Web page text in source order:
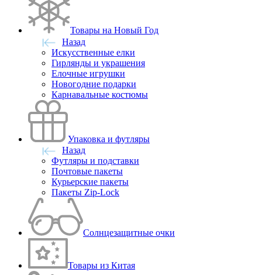
Товары на Новый Год
Назад
Искусственные елки
Гирлянды и украшения
Елочные игрушки
Новогодние подарки
Карнавальные костюмы
Упаковка и футляры
Назад
Футляры и подставки
Почтовые пакеты
Курьерские пакеты
Пакеты Zip-Lock
Солнцезащитные очки
Товары из Китая